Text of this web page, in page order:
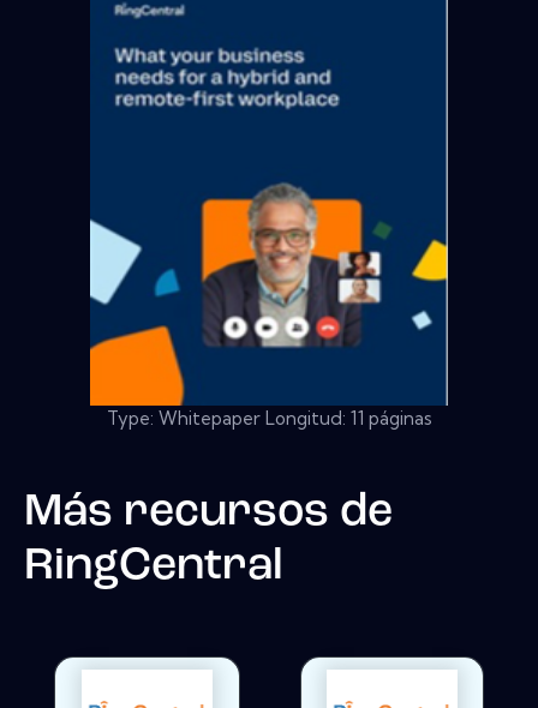
Type: Whitepaper Longitud: 11 páginas
Más recursos de
RingCentral